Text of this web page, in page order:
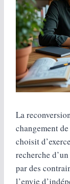
La
changement
choisit
recherche
par des
l’envie